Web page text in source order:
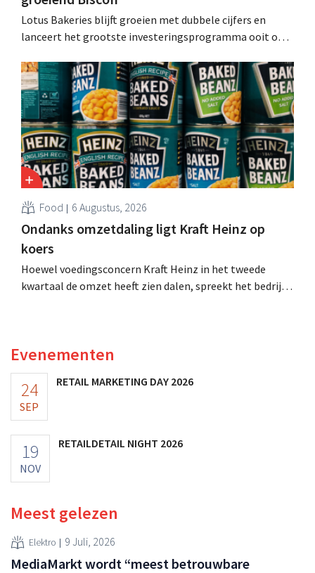
Lotus Bakeries blijft groeien met dubbele cijfers en
lanceert het grootste investeringsprogramma ooit om
moeten dit momentum grijpen”.
Food 6 Augustus, 2026
Ondanks omzetdaling ligt Kraft Heinz op
koers
Hoewel voedingsconcern Kraft Heinz in het tweede
kwartaal de omzet heeft zien dalen, spreekt het bedrijf
Evenementen
24
SEP
RETAIL MARKETING DAY 2026
19
NOV
RETAILDETAIL NIGHT 2026
Meest gelezen
Elektro 9 Juli, 2026
MediaMarkt wordt “meest betrouwbare